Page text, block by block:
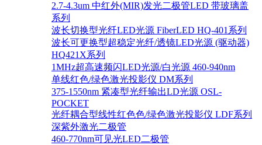
2.7-4.3um 中红外(MIR)发光二极管LED 带玻璃盖
系列
波长切换型光纤LED光源 FiberLED HQ-401系列
波长可更换型超稳定光纤/透镜LED光源 (驱动器)
HQ421X系列
1MHz超高速频闪LED光源/白光源 460-940nm
单线红色/绿色激光投影仪 DM系列
375-1550nm 紧凑型光纤输出LD光源 OSL-
POCKET
光纤耦合型线性红色色/绿色激光投影仪 LDF系列
深紫外激光二极管
460-770nm可见光LED二极管